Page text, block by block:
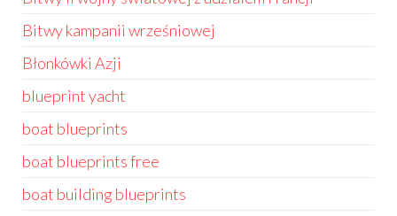
Bitwy kampanii wrześniowej
Błonkówki Azji
blueprint yacht
boat blueprints
boat blueprints free
boat building blueprints